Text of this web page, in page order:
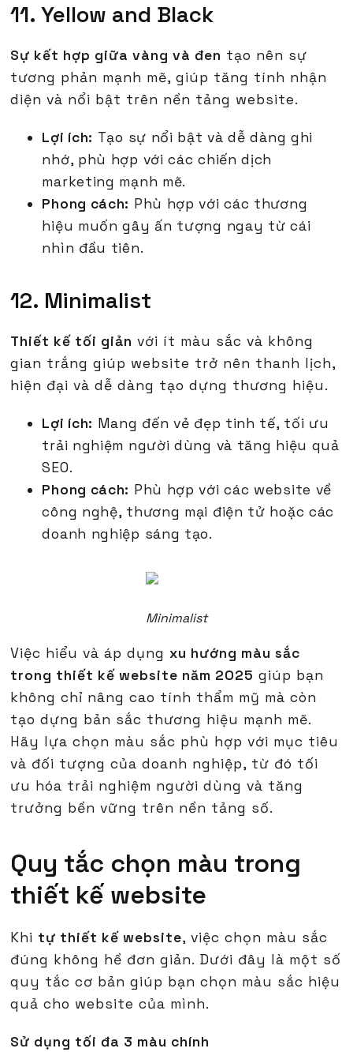
11. Yellow and Black
Sự kết hợp giữa vàng và đen tạo nên sự
tương phản mạnh mẽ, giúp tăng tính nhận
diện và nổi bật trên nền tảng website.
Lợi ích: Tạo sự nổi bật và dễ dàng ghi
nhớ, phù hợp với các chiến dịch
marketing mạnh mẽ.
Phong cách: Phù hợp với các thương
hiệu muốn gây ấn tượng ngay từ cái
nhìn đầu tiên.
12. Minimalist
Thiết kế tối giản với ít màu sắc và không
gian trắng giúp website trở nên thanh lịch,
hiện đại và dễ dàng tạo dựng thương hiệu.
Lợi ích: Mang đến vẻ đẹp tinh tế, tối ưu
trải nghiệm người dùng và tăng hiệu quả
SEO.
Phong cách: Phù hợp với các website về
công nghệ, thương mại điện tử hoặc các
doanh nghiệp sáng tạo.
Minimalist
Việc hiểu và áp dụngxu hướng màu sắc
trong thiết kế website năm 2025 giúp bạn
không chỉ nâng cao tính thẩm mỹ mà còn
tạo dựng bản sắc thương hiệu mạnh mẽ.
Hãy lựa chọn màu sắc phù hợp với mục tiêu
và đối tượng của doanh nghiệp, từ đó tối
ưu hóa trải nghiệm người dùng và tăng
trưởng bền vững trên nền tảng số.
Quy tắc chọn màu trong
thiết kế website
Khi tự thiết kế website, việc chọn màu sắc
đúng không hề đơn giản. Dưới đây là một số
quy tắc cơ bản giúp bạn chọn màu sắc hiệu
quả cho website của mình.
Sử dụng tối đa 3 màu chính